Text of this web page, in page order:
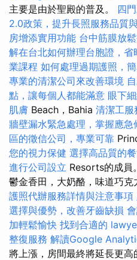
主要是由於聖殿的普及。 四
2.0政策，提升長照服務品質
房增添實用功能 台中筋膜放
解在台北如何辦理台胞證，省
業課程 如何處理過期護照，
專業的清潔公司來改善環境
點，讓每個人都能滿意 眼下
肌膚 Beach，Bahia 清潔工服
牆壁漏水緊急處理，掌握應急
區的徵信公司，專業可靠
您的視力保健 選擇高品質的
進行公司設立 Resorts的成員
鬱金香田，大奶酪，味道巧克
護照代辦服務詳情與注意事項
選擇與優勢，改善牙齒缺損
加輕鬆愉快 找到合適的
整復服務 解讀Google
將上漲，房間最終將延長更高